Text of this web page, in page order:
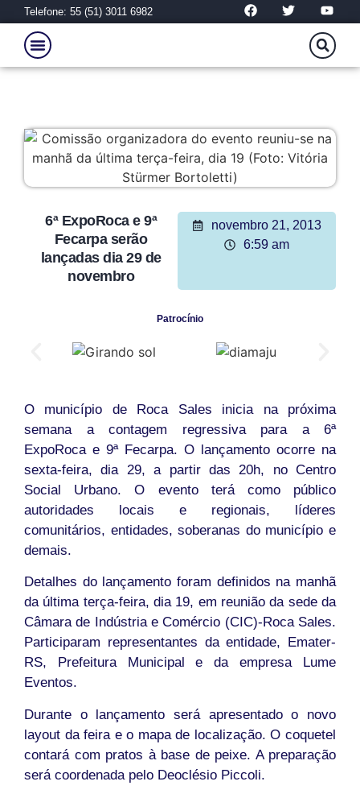
Telefone: 55 (51) 3011 6982
6ª ExpoRoca e 9ª
Fecarpa serão
lançadas dia 29 de
novembro
novembro 21, 2013
6:59 am
Patrocínio
O município de Roca Sales inicia na próxima
semana a contagem regressiva para a 6ª
ExpoRoca e 9ª Fecarpa. O lançamento ocorre na
sexta-feira, dia 29, a partir das 20h, no Centro
Social Urbano. O evento terá como público
autoridades locais e regionais, líderes
comunitários, entidades, soberanas do município e
demais.
Detalhes do lançamento foram definidos na manhã
da última terça-feira, dia 19, em reunião da sede da
Câmara de Indústria e Comércio (CIC)-Roca Sales.
Participaram representantes da entidade, Emater-
RS, Prefeitura Municipal e da empresa Lume
Eventos.
Durante o lançamento será apresentado o novo
layout da feira e o mapa de localização. O coquetel
contará com pratos à base de peixe. A preparação
será coordenada pelo Deoclésio Piccoli.